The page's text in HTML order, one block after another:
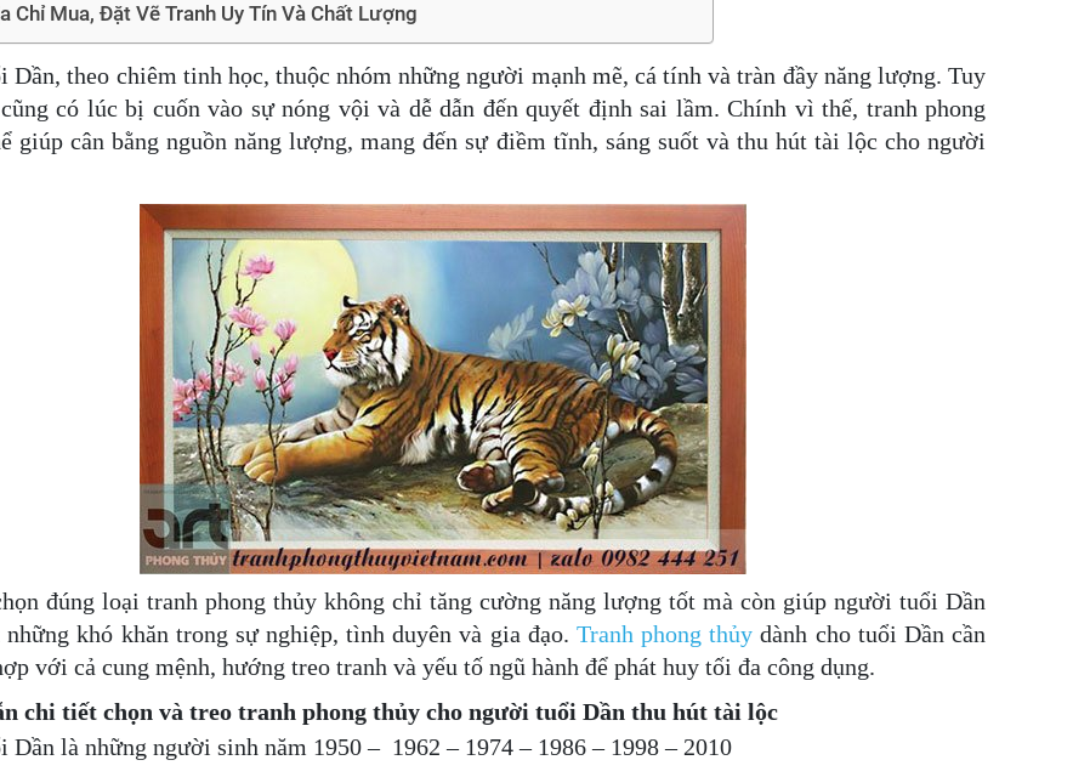
Chỉ Mua, Đặt Vẽ Tranh Uy Tín Và Chất Lượng
Dần, theo chiêm tinh học, thuộc nhóm những người mạnh mẽ, cá tính và tràn đầy năng lượng. Tuy
có lúc bị cuốn vào sự nóng vội và dễ dẫn đến quyết định sai lầm. Chính vì thế, tranh phong
giúp cân bằng nguồn năng lượng, mang đến sự điềm tĩnh, sáng suốt và thu hút tài lộc cho người
đúng loại tranh phong thủy không chỉ tăng cường năng lượng tốt mà còn giúp người tuổi Dần
khó khăn trong sự nghiệp, tình duyên và gia đạo. Tranh phong thủy dành cho tuổi Dần cần
với cả cung mệnh, hướng treo tranh và yếu tố ngũ hành để phát huy tối đa công dụng.
chi tiết chọn và treo tranh phong thủy cho người tuổi Dần thu hút tài lộc
Dần là những người sinh năm 1950 – 1962 – 1974 – 1986 – 1998 – 2010